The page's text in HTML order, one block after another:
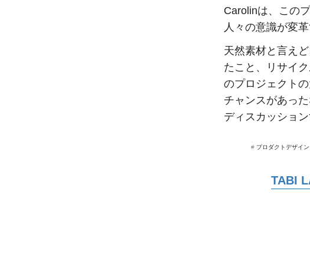
Carolinは、この
人々の意識が変
天然素材と言え
たこと、リサイ
のプロジェクト
チャンスがあっ
ディスカッショ
# プロダクトデザイン
TABI